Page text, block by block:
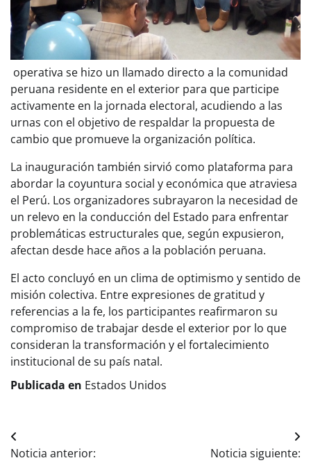
operativa se hizo un llamado directo a la comunidad
peruana residente en el exterior para que participe
activamente en la jornada electoral, acudiendo a las
urnas con el objetivo de respaldar la propuesta de
cambio que promueve la organización política.
La inauguración también sirvió como plataforma para
abordar la coyuntura social y económica que atraviesa
el Perú. Los organizadores subrayaron la necesidad de
un relevo en la conducción del Estado para enfrentar
problemáticas estructurales que, según expusieron,
afectan desde hace años a la población peruana.
El acto concluyó en un clima de optimismo y sentido de
misión colectiva. Entre expresiones de gratitud y
referencias a la fe, los participantes reafirmaron su
compromiso de trabajar desde el exterior por lo que
consideran la transformación y el fortalecimiento
institucional de su país natal.
Publicada en Estados Unidos
Navegación
Noticia anterior:
Noticia siguiente: